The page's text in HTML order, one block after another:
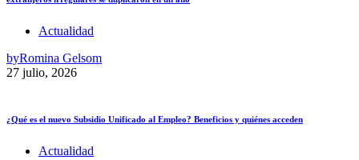
Actualidad
byRomina Gelsom
27 julio, 2026
¿Qué es el nuevo Subsidio Unificado al Empleo? Beneficios y quiénes acceden
Actualidad